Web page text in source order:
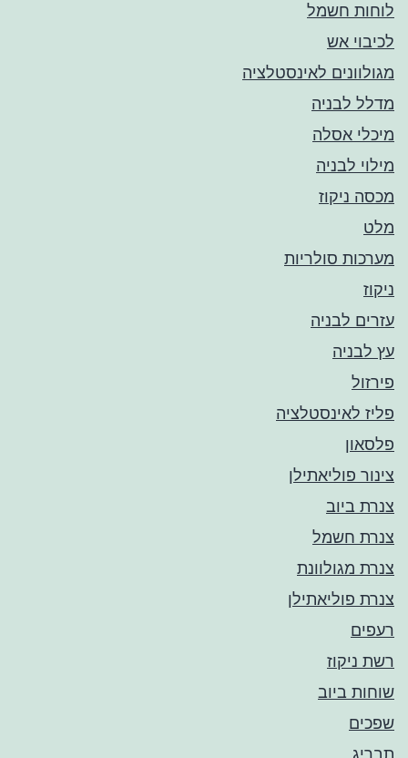
לוחות חשמל
לכיבוי אש
מגולוונים לאינסטלציה
מדלל לבניה
מיכלי אסלה
מילוי לבניה
מכסה ניקוז
מלט
מערכות סולריות
ניקוז
עזרים לבניה
עץ לבניה
פירזול
פליז לאינסטלציה
פלסאון
צינור פוליאתילן
צנרת ביוב
צנרת חשמל
צנרת מגולוונת
צנרת פוליאתילן
רעפים
רשת ניקוז
שוחות ביוב
שפכים